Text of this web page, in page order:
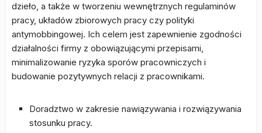
dzieło, a także w tworzeniu wewnętrznych regulaminów
pracy, układów zbiorowych pracy czy polityki
antymobbingowej. Ich celem jest zapewnienie zgodności
działalności firmy z obowiązującymi przepisami,
minimalizowanie ryzyka sporów pracowniczych i
budowanie pozytywnych relacji z pracownikami.
Doradztwo w zakresie nawiązywania i rozwiązywania
stosunku pracy.